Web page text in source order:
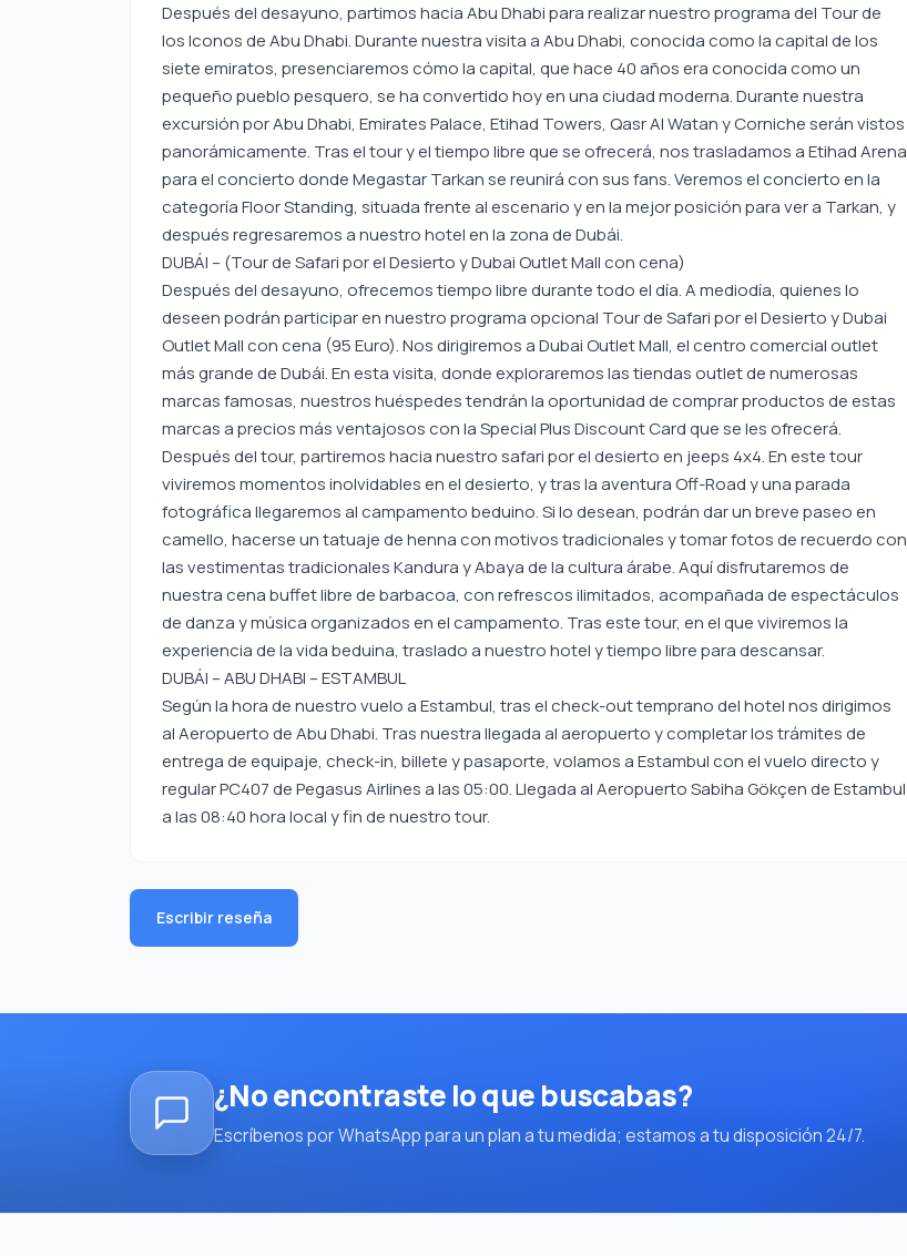
Después del desayuno, partimos hacia Abu Dhabi para realizar nuestro programa del Tour de
los Iconos de Abu Dhabi. Durante nuestra visita a Abu Dhabi, conocida como la capital de los
siete emiratos, presenciaremos cómo la capital, que hace 40 años era conocida como un
pequeño pueblo pesquero, se ha convertido hoy en una ciudad moderna. Durante nuestra
excursión por Abu Dhabi, Emirates Palace, Etihad Towers, Qasr Al Watan y Corniche serán vistos
panorámicamente. Tras el tour y el tiempo libre que se ofrecerá, nos trasladamos a Etihad Arena
para el concierto donde Megastar Tarkan se reunirá con sus fans. Veremos el concierto en la
categoría Floor Standing, situada frente al escenario y en la mejor posición para ver a Tarkan, y
después regresaremos a nuestro hotel en la zona de Dubái.
DUBÁI – (Tour de Safari por el Desierto y Dubai Outlet Mall con cena)
Después del desayuno, ofrecemos tiempo libre durante todo el día. A mediodía, quienes lo
deseen podrán participar en nuestro programa opcional Tour de Safari por el Desierto y Dubai
Outlet Mall con cena (95 Euro). Nos dirigiremos a Dubai Outlet Mall, el centro comercial outlet
más grande de Dubái. En esta visita, donde exploraremos las tiendas outlet de numerosas
marcas famosas, nuestros huéspedes tendrán la oportunidad de comprar productos de estas
marcas a precios más ventajosos con la Special Plus Discount Card que se les ofrecerá.
Después del tour, partiremos hacia nuestro safari por el desierto en jeeps 4x4. En este tour
viviremos momentos inolvidables en el desierto, y tras la aventura Off-Road y una parada
fotográfica llegaremos al campamento beduino. Si lo desean, podrán dar un breve paseo en
camello, hacerse un tatuaje de henna con motivos tradicionales y tomar fotos de recuerdo con
las vestimentas tradicionales Kandura y Abaya de la cultura árabe. Aquí disfrutaremos de
nuestra cena buffet libre de barbacoa, con refrescos ilimitados, acompañada de espectáculos
de danza y música organizados en el campamento. Tras este tour, en el que viviremos la
experiencia de la vida beduina, traslado a nuestro hotel y tiempo libre para descansar.
DUBÁI – ABU DHABI – ESTAMBUL
Según la hora de nuestro vuelo a Estambul, tras el check-out temprano del hotel nos dirigimos
al Aeropuerto de Abu Dhabi. Tras nuestra llegada al aeropuerto y completar los trámites de
entrega de equipaje, check-in, billete y pasaporte, volamos a Estambul con el vuelo directo y
regular PC407 de Pegasus Airlines a las 05:00. Llegada al Aeropuerto Sabiha Gökçen de Estambul
a las 08:40 hora local y fin de nuestro tour.
Escribir reseña
¿No encontraste lo que buscabas?
Escríbenos por WhatsApp para un plan a tu medida; estamos a tu disposición 24/7.